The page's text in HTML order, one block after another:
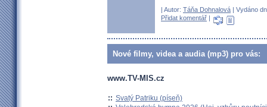
| Autor: Táňa Dohnalová | Vydáno
Přidat komentář |
Nové filmy, videa a audia (mp3) pro vás:
www.TV-MIS.cz
:: Svatý Patriku (píseň)